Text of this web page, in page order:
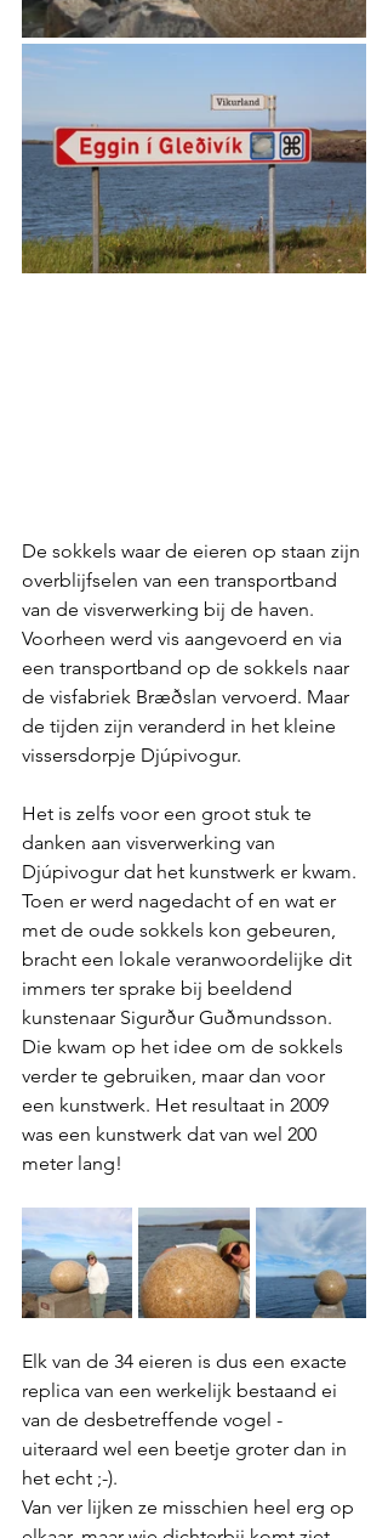
De sokkels waar de eieren op staan zijn
overblijfselen van een transportband
van de visverwerking bij de haven.
Voorheen werd vis aangevoerd en via
een transportband op de sokkels naar
de visfabriek Bræðslan vervoerd. Maar
de tijden zijn veranderd in het kleine
vissersdorpje Djúpivogur.
Het is zelfs voor een groot stuk te
danken aan visverwerking van
Djúpivogur dat het kunstwerk er kwam.
Toen er werd nagedacht of en wat er
met de oude sokkels kon gebeuren,
bracht een lokale veranwoordelijke dit
immers ter sprake bij beeldend
kunstenaar Sigurður Guðmundsson.
Die kwam op het idee om de sokkels
verder te gebruiken, maar dan voor
een kunstwerk. Het resultaat in 2009
was een kunstwerk dat van wel 200
meter lang!
Elk van de 34 eieren is dus een exacte
replica van een werkelijk bestaand ei
van de desbetreffende vogel -
uiteraard wel een beetje groter dan in
het echt ;-).
Van ver lijken ze misschien heel erg op